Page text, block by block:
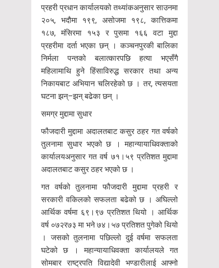
प्रहरी प्रधान कार्यालयको तथ्यांकअनुसार साउनमा
२०५, भदौमा १९९, असोजमा १९८, कात्तिकमा
१८७, मंसिरमा १५३ र पुसमा १६६ वटा मुद्दा
प्रहरीमा दर्ता भएका छन् । कञ्चनपुरकी बालिका
निर्मला पन्तको बलात्कारपछि हत्या भएसँगै
महिलामाथि हुने हिंसाविरुद्ध सरकार तथा अन्य
निकायबाट अभियान चलिरहेको छ । तर, त्यसयता
घटना झन्–झन् बढेका छन् ।
समग्र मुद्दामा सुधार
फौजदारी मुद्दामा अदालतबाट कसुर ठहर गत वर्षको
तुलनामा सुधार भएको छ । महान्यायाधिवक्ताको
कार्यालयअनुसार गत वर्ष ७१।५९ प्रतिशत मुद्दामा
अदालतबाट कसुर ठहर भएको छ ।
गत वर्षको तुलनामा फौजदारी मुद्दामा प्रहरी र
सरकारी वकिलको सफलता बढेको छ । अघिल्लो
आर्थिक वर्षमा ६९।९७ प्रतिशत थियो । आर्थिक
वर्ष ०७२र७३ मा भने ७४।५७ प्रतिशत पुगेको थियो
। जसको तुलनामा पछिल्लो दुई वर्षमा सफलता
घटेको छ । महान्यायाधिवक्ता कार्यालयले गत
सोमबार राष्ट्रपति विद्यादेवी भण्डारीलाई आफ्नो